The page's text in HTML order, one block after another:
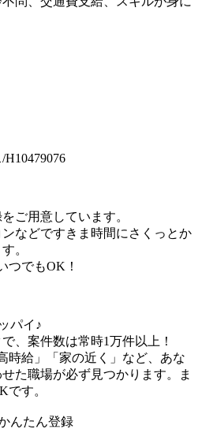
ご用意しています。
などですきま時間にさくっとか
。
つでもOK！
パイ♪
、案件数は常時1万件以上！
時給」「家の近く」など、あな
た職場が必ず見つかります。ま
です。
んたん登録